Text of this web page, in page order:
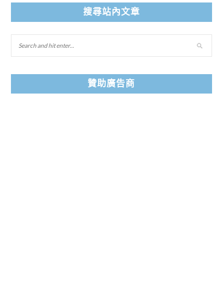
搜尋站內文章
贊助廣告商